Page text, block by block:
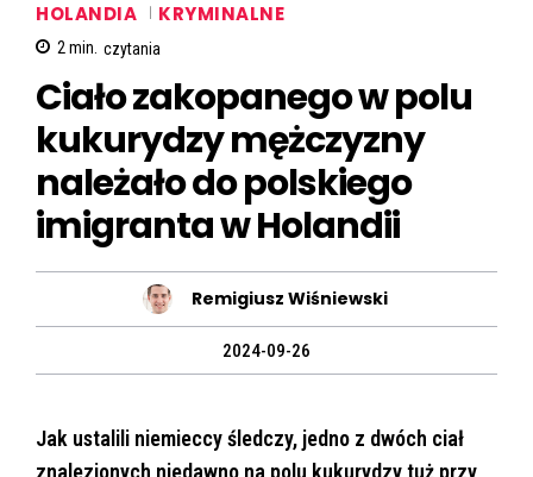
HOLANDIA KRYMINALNE
2min. czytania
Ciało zakopanego w polu
kukurydzy mężczyzny
należało do polskiego
imigranta w Holandii
Remigiusz Wiśniewski
2024-09-26
Jak ustalili niemieccy śledczy, jedno z dwóch ciał
znalezionych niedawno na polu kukurydzy tuż przy